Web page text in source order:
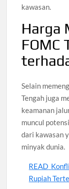
kawasan.
Harga
FOMC
Selain
Tengah juga
keamanan
muncul
dari kawasan
minyak dunia.
READ
Rupiah